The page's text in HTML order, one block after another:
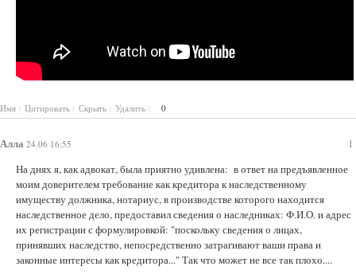
Имя Цитировать Скрыть Удалить 0
1
Алла 24.06 16:55
На днях я, как адвокат, была приятно удивлена: в ответ на предъявленное
моим доверителем требование как кредитора к наследственному
имуществу должника, нотариус, в производстве которого находится
наследственное дело, предоставил сведения о наследниках: Ф.И.О. и адрес
их регистрации с формулировкой: "поскольку сведения о лицах,
принявших наследство, непосредственно затрагивают ваши права и
законные интересы как кредитора..." Так что может не все так плохо....